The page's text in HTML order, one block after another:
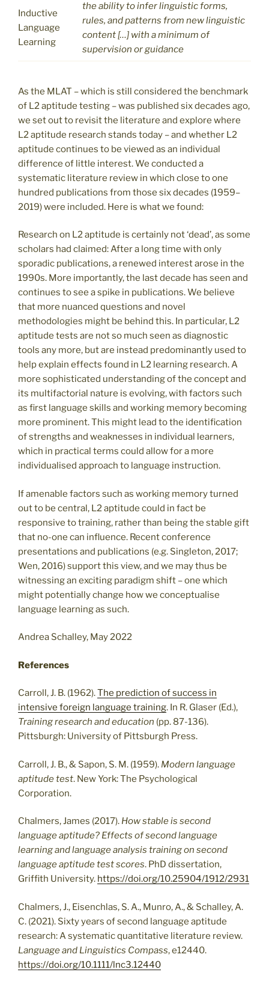
Inductive
Language
Learning
the ability to infer linguistic forms,
rules, and patterns from new linguistic
content […] with a minimum of
supervision or guidance
As the MLAT – which is still considered the benchmark
of L2 aptitude testing – was published six decades ago,
we set out to revisit the literature and explore where
L2 aptitude research stands today – and whether L2
aptitude continues to be viewed as an individual
difference of little interest. We conducted a
systematic literature review in which close to one
hundred publications from those six decades (1959–
2019) were included. Here is what we found:
Research on L2 aptitude is certainly not ‘dead’, as some
scholars had claimed: After a long time with only
sporadic publications, a renewed interest arose in the
1990s. More importantly, the last decade has seen and
continues to see a spike in publications. We believe
that more nuanced questions and novel
methodologies might be behind this. In particular, L2
aptitude tests are not so much seen as diagnostic
tools any more, but are instead predominantly used to
help explain effects found in L2 learning research. A
more sophisticated understanding of the concept and
its multifactorial nature is evolving, with factors such
as first language skills and working memory becoming
more prominent. This might lead to the identification
of strengths and weaknesses in individual learners,
which in practical terms could allow for a more
individualised approach to language instruction.
If amenable factors such as working memory turned
out to be central, L2 aptitude could in fact be
responsive to training, rather than being the stable gift
that no-one can influence. Recent conference
presentations and publications (e.g. Singleton, 2017;
Wen, 2016) support this view, and we may thus be
witnessing an exciting paradigm shift – one which
might potentially change how we conceptualise
language learning as such.
Andrea Schalley, May 2022
References
Carroll, J. B. (1962).The prediction of success in
intensive foreign language training. In R. Glaser (Ed.),
Training research and education (pp. 87-136).
Pittsburgh: University of Pittsburgh Press.
Carroll, J. B., & Sapon, S. M. (1959). Modern language
aptitude test. New York: The Psychological
Corporation.
Chalmers, James (2017). How stable is second
language aptitude? Effects of second language
learning and language analysis training on second
language aptitude test scores. PhD dissertation,
Griffith University. https://doi.org/10.25904/1912/2931
Chalmers, J., Eisenchlas, S. A., Munro, A., & Schalley, A.
C. (2021). Sixty years of second language aptitude
research: A systematic quantitative literature review.
Language and Linguistics Compass, e12440.
https://doi.org/10.1111/lnc3.12440